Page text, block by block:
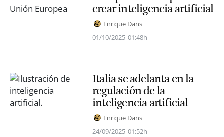
crear inteligencia artificial
Enrique Dans
01/10/2025 01:48h
Italia se adelanta en la
regulación de la
inteligencia artificial
Enrique Dans
24/09/2025 01:52h